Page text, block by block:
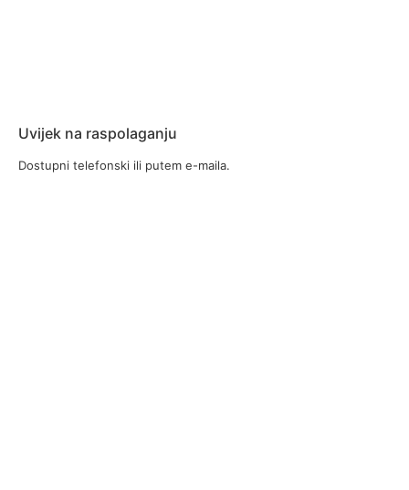
Uvijek na raspolaganju
Dostupni telefonski ili putem e-maila.